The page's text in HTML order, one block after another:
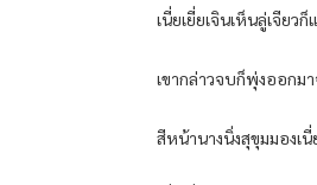
เนี่ยเยี่ยเจินเห็นลู่เจียว
เขากล่าวจบก็พุ่งออกม
สีหน้านางนิ่งสุขุมมองเ